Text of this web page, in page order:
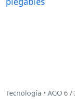
Tecnología • AGO 6 /